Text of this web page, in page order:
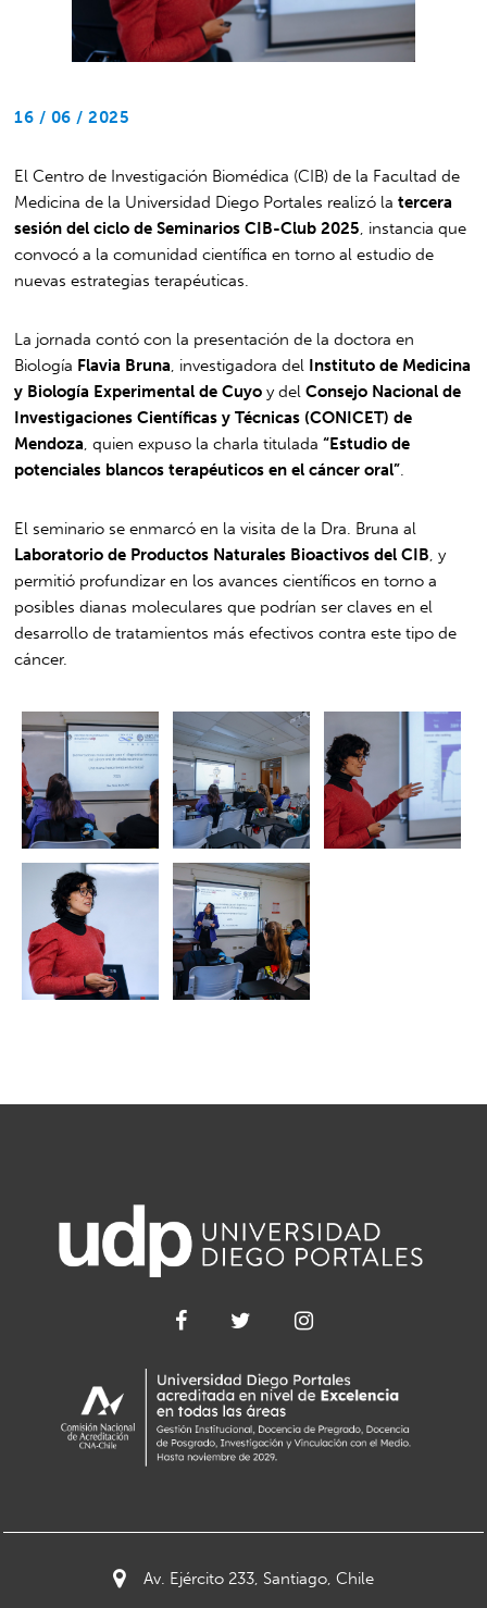
16 / 06 / 2025
El Centro de Investigación Biomédica (CIB) de la Facultad de
Medicina de la Universidad Diego Portales realizó latercera
sesión del ciclo de Seminarios CIB-Club 2025 , instancia que
convocó a la comunidad científica en torno al estudio de
nuevas estrategias terapéuticas.
La jornada contó con la presentación de la doctora en
Biología Flavia Bruna , investigadora del Instituto de Medicina
y Biología Experimental de Cuyo y delConsejo Nacional de
Investigaciones Científicas y Técnicas (CONICET) de
Mendoza , quien expuso la charla titulada“Estudio de
potenciales blancos terapéuticos en el cáncer oral”
El seminario se enmarcó en la visita de la Dra. Bruna al
Laboratorio de Productos Naturales Bioactivos del CIB , y
permitió profundizar en los avances científicos en torno a
posibles dianas moleculares que podrían ser claves en el
desarrollo de tratamientos más efectivos contra este tipo de
cáncer.
Av. Ejército 233, Santiago, Chile